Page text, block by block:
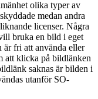
olika typer av
medan andra
licenser. Några
bruka en bild i eget
är fri att använda eller
att klicka på bildlänken
saknas är bilden i
utanför SO-